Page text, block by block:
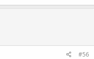
#56